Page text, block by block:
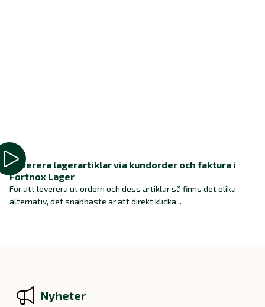
Leverera lagerartiklar via kundorder och faktura i
Fortnox Lager
För att leverera ut ordern och dess artiklar så finns det olika
alternativ, det snabbaste är att direkt klicka...
Nyheter